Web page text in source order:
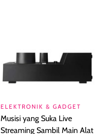
ELEKTRONIK & GADGET
Musisi yang Suka Live
Streaming Sambil Main Alat